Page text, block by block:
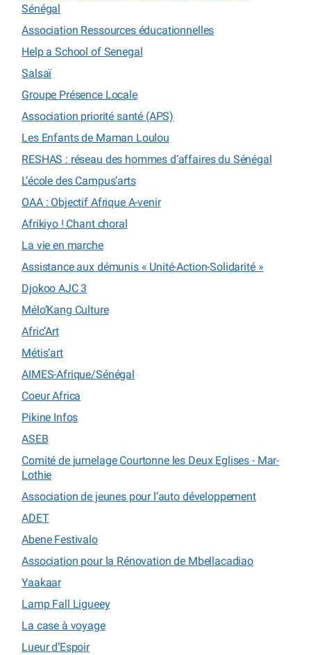
Sénégal
Association Ressources éducationnelles
Help a School of Senegal
Salsaï
Groupe Présence Locale
Association priorité santé (APS)
Les Enfants de Maman Loulou
RESHAS : réseau des hommes d’affaires du Sénégal
L’école des Campus’arts
OAA : Objectif Afrique A-venir
Afrikiyo ! Chant choral
La vie en marche
Assistance aux démunis « Unité-Action-Solidarité »
Djokoo AJC 3
Mélo’Kang Culture
Afric’Art
Métis’art
AIMES-Afrique/Sénégal
Coeur Africa
Pikine Infos
ASEB
Comité de jumelage Courtonne les Deux Eglises - Mar-
Lothie
Association de jeunes pour l’auto développement
ADET
Abene Festivalo
Association pour la Rénovation de Mbellacadiao
Yaakaar
Lamp Fall Ligueey
La case à voyage
Lueur d’Espoir